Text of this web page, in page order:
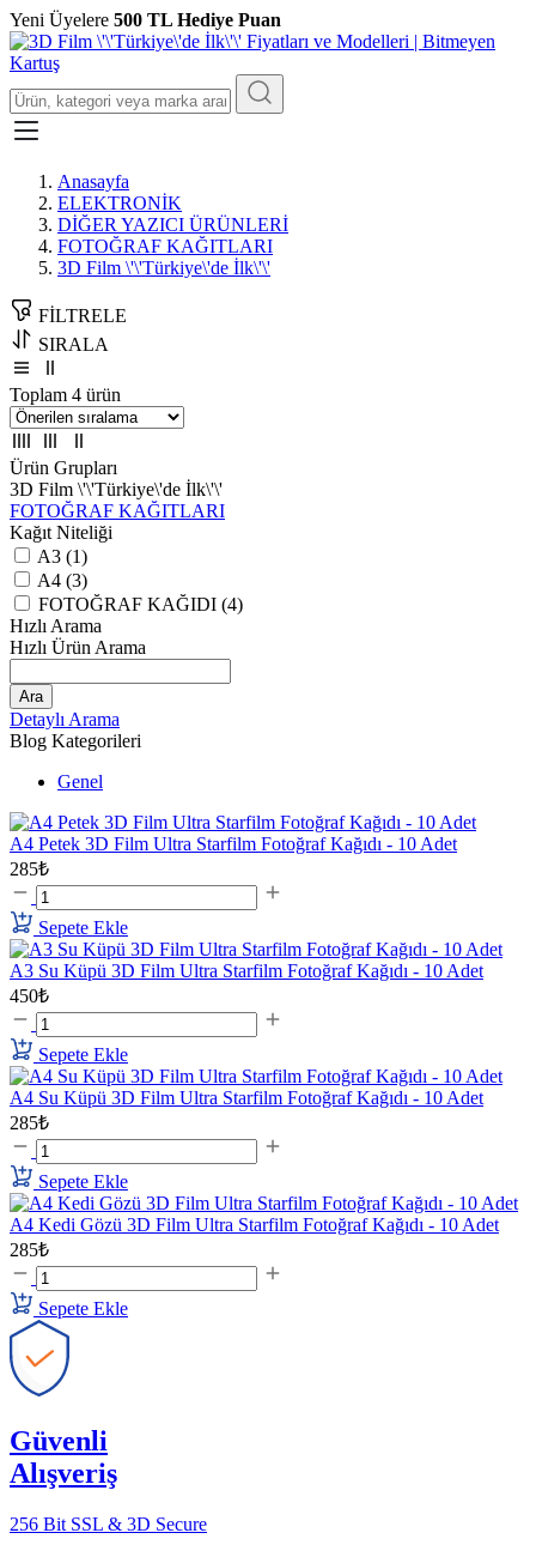
Yeni Üyelere 500 TL Hediye Puan
Anasayfa
ELEKTRONİK
DİĞER YAZICI ÜRÜNLERİ
FOTOĞRAF KAĞITLARI
3D Film \'\'Türkiye\'de İlk\'\'
FİLTRELE
SIRALA
Toplam 4 ürün
Ürün Grupları
3D Film \'\'Türkiye\'de İlk\'\'
FOTOĞRAF KAĞITLARI
Kağıt Niteliği
A3 (1)
A4 (3)
FOTOĞRAF KAĞIDI (4)
Hızlı Arama
Hızlı Ürün Arama
Ara
Detaylı Arama
Blog Kategorileri
Genel
A4 Petek 3D Film Ultra Starfilm Fotoğraf Kağıdı - 10 Adet
285₺
Sepete Ekle
A3 Su Küpü 3D Film Ultra Starfilm Fotoğraf Kağıdı - 10 Adet
450₺
Sepete Ekle
A4 Su Küpü 3D Film Ultra Starfilm Fotoğraf Kağıdı - 10 Adet
285₺
Sepete Ekle
A4 Kedi Gözü 3D Film Ultra Starfilm Fotoğraf Kağıdı - 10 Adet
285₺
Sepete Ekle
Güvenli
Alışveriş
256 Bit SSL & 3D Secure